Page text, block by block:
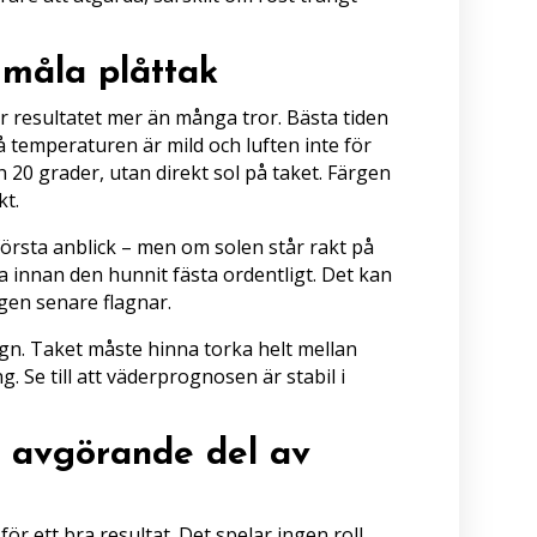
plåttak
mer än många tror. Bästa tiden
temperaturen är mild och luften inte för
20 grader, utan direkt sol på taket. Färgen
anblick – men om solen står rakt på
innan den hunnit fästa ordentligt. Det kan
senare flagnar.
Taket måste hinna torka helt mellan
Se till att väderprognosen är stabil i
avgörande del av